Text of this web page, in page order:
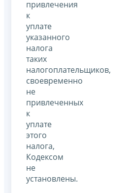
привлечения
к
уплате
указанного
налога
таких
налогоплательщиков,
своевременно
не
привлеченных
к
уплате
этого
налога,
Кодексом
не
установлены.